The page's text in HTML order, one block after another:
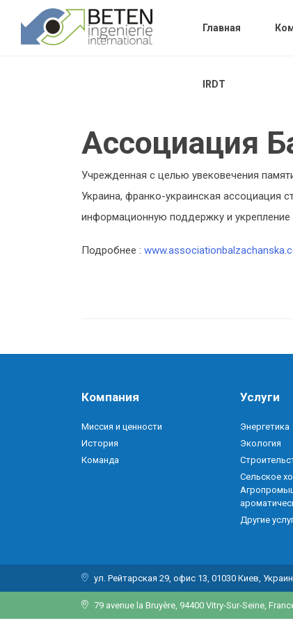
Главная
IRDT
Ассоциация
Учрежденная с целью увековечения
Украина, франко-украинская ассоциация
информационную поддержку и
Подробнее :
Компания
Миссия и ценности
История
Команда
Услуги
Энергетика
Экология
Сельское
Другие
ул. Рейтарская 29, офис 13, 01030 Киев,
79 avenue la Bruyère, 94400 Vitry-Sur-Seine,